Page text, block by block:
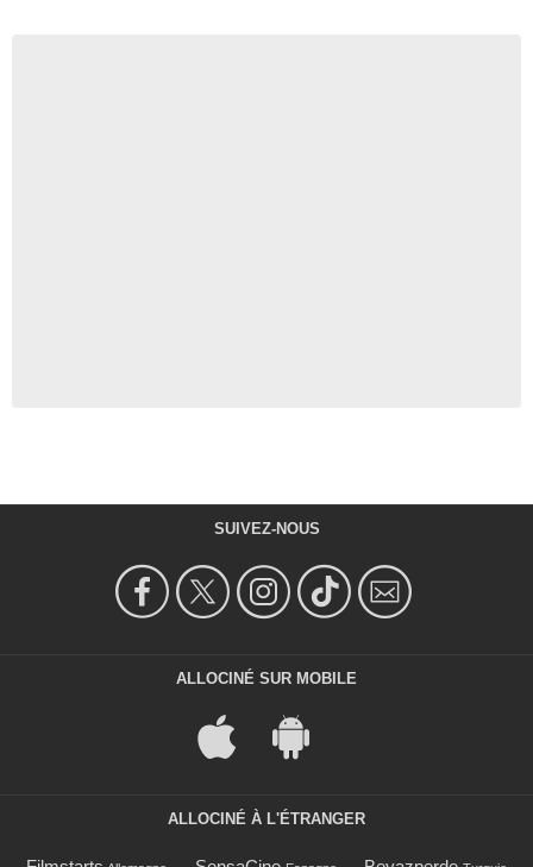
SUIVEZ-NOUS
ALLOCINÉ SUR MOBILE
ALLOCINÉ À L'ÉTRANGER